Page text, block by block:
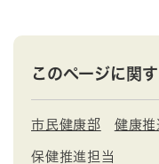
このページに関
市民健康部 健康推
保健推進担当